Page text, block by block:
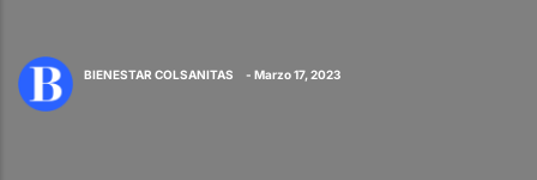
BIENESTAR COLSANITAS - Marzo 17, 2023